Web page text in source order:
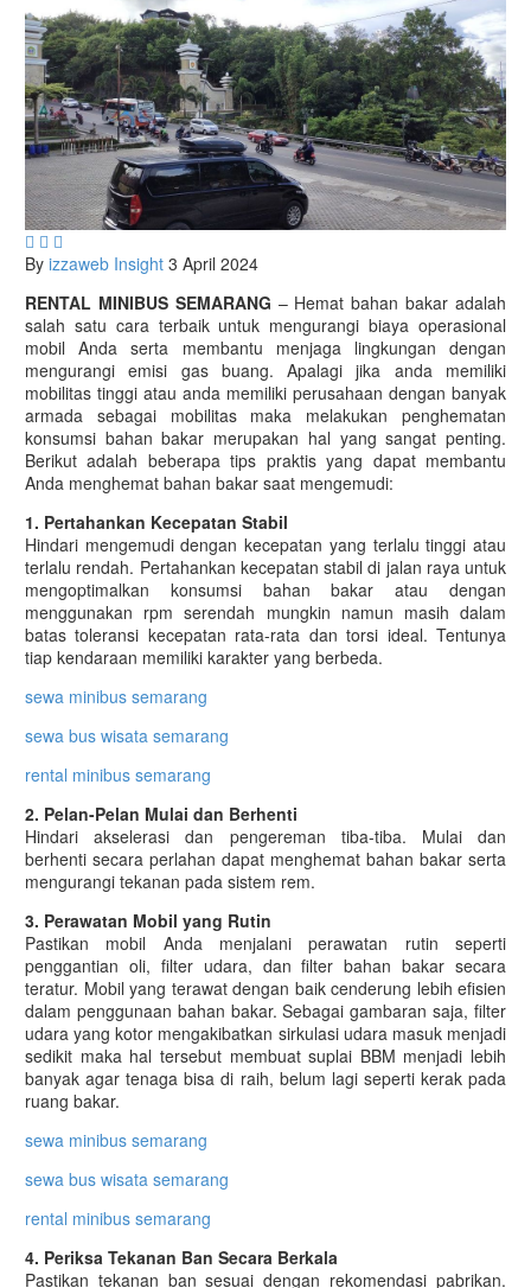
  
By izzaweb Insight 3 April 2024
RENTAL MINIBUS SEMARANG – Hemat bahan bakar adalah
salah satu cara terbaik untuk mengurangi biaya operasional
mobil Anda serta membantu menjaga lingkungan dengan
mengurangi emisi gas buang. Apalagi jika anda memiliki
mobilitas tinggi atau anda memiliki perusahaan dengan banyak
armada sebagai mobilitas maka melakukan penghematan
konsumsi bahan bakar merupakan hal yang sangat penting.
Berikut adalah beberapa tips praktis yang dapat membantu
Anda menghemat bahan bakar saat mengemudi:
1. Pertahankan Kecepatan Stabil
Hindari mengemudi dengan kecepatan yang terlalu tinggi atau
terlalu rendah. Pertahankan kecepatan stabil di jalan raya untuk
mengoptimalkan konsumsi bahan bakar atau dengan
menggunakan rpm serendah mungkin namun masih dalam
batas toleransi kecepatan rata-rata dan torsi ideal. Tentunya
tiap kendaraan memiliki karakter yang berbeda.
sewa minibus semarang
sewa bus wisata semarang
rental minibus semarang
2. Pelan-Pelan Mulai dan Berhenti
Hindari akselerasi dan pengereman tiba-tiba. Mulai dan
berhenti secara perlahan dapat menghemat bahan bakar serta
mengurangi tekanan pada sistem rem.
3. Perawatan Mobil yang Rutin
Pastikan mobil Anda menjalani perawatan rutin seperti
penggantian oli, filter udara, dan filter bahan bakar secara
teratur. Mobil yang terawat dengan baik cenderung lebih efisien
dalam penggunaan bahan bakar. Sebagai gambaran saja, filter
udara yang kotor mengakibatkan sirkulasi udara masuk menjadi
sedikit maka hal tersebut membuat suplai BBM menjadi lebih
banyak agar tenaga bisa di raih, belum lagi seperti kerak pada
ruang bakar.
sewa minibus semarang
sewa bus wisata semarang
rental minibus semarang
4. Periksa Tekanan Ban Secara Berkala
Pastikan tekanan ban sesuai dengan rekomendasi pabrikan.